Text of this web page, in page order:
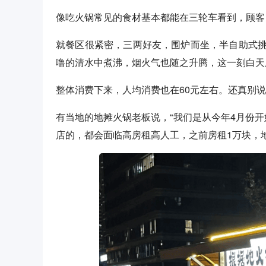
像吃火锅常见的食材基本都能在三轮车看到，顾
就餐区很紧密，三两好友，围炉而坐，半自助式
噜的清水中煮沸，烟火气也随之升腾，这一刻白
整体消费下来，人均消费也在60元左右。还真别
有当地的地摊火锅老板说，“我们是从今年4月份
店的，都会面临高房租高人工，之前房租1万块